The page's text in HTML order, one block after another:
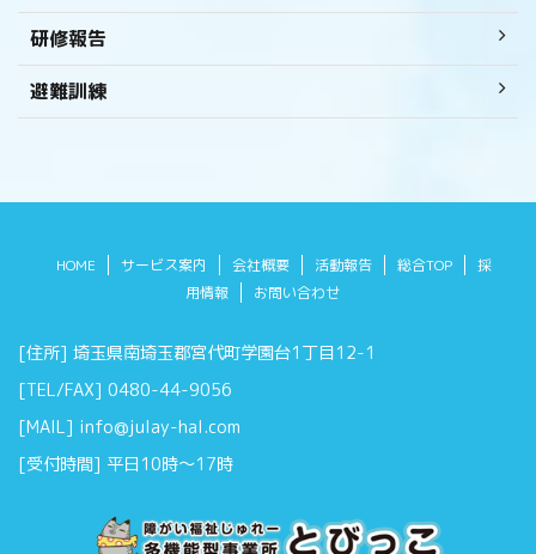
研修報告
避難訓練
HOME サービス案内 会社概要 活動報告 総合TOP
採
用情報
お問い合わせ
[住所] 埼玉県南埼玉郡宮代町学園台1丁目12-1
[TEL/FAX] 0480-44-9056
[MAIL] info@julay-hal.com
[受付時間] 平日10時～17時